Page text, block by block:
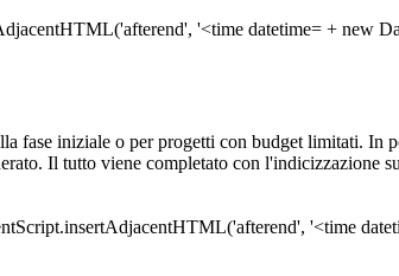
fase iniziale o per progetti con budget limitati. In
Il tutto viene completato con l'indicizzazione